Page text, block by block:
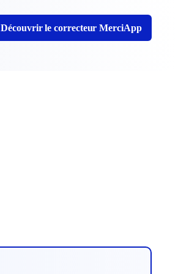
Découvrir le correcteur MerciApp